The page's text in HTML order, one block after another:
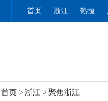
首页 浙江 热搜
首页 > 浙江 > 聚焦浙江